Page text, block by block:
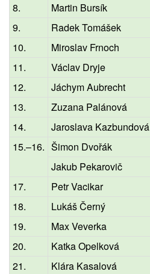
8.
Martin Bursík
9.
Radek Tomášek
10.
Miroslav Frnoch
11.
Václav Dryje
12.
Jáchym Aubrecht
13.
Zuzana Palánová
14.
Jaroslava Kazbundová
15.–16. Šimon Dvořák
Jakub Pekarovič
17.
Petr Vacikar
18.
Lukáš Černý
19.
Max Veverka
20.
Katka Opelková
21.
Klára Kasalová